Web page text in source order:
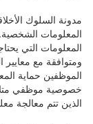
مدونة السلوك
المعلومات
المعلومات التي
ومتوافقة مع معايير
الموظفين حماية
خصوصية موظفي
الذين تتم معالجة